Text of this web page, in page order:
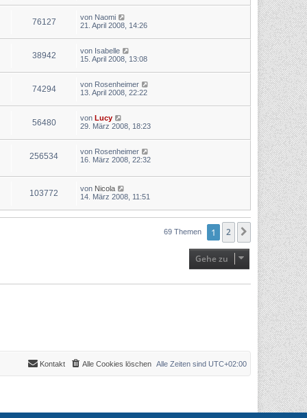
76127 von Naomi
21. April 2008, 14:26
38942 von Isabelle
15. April 2008, 13:08
74294 von Rosenheimer
13. April 2008, 22:22
56480 von Lucy
29. März 2008, 18:23
256534 von Rosenheimer
16. März 2008, 22:32
103772 von Nicola
14. März 2008, 11:51
69 Themen 1 2 Nächste
Gehe zu
Alle Zeiten sind UTC+02:00
Alle Cookies löschen
Kontakt